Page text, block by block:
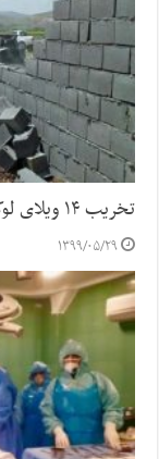
تخریب ۱۴ ویلای لوکس در آمل
۱۳۹۹/۰۵/۲۹